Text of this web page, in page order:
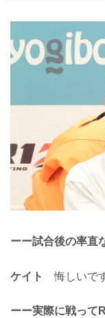
ーー試合後の率直
ケイト 悔しいで
ーー実際に戦って